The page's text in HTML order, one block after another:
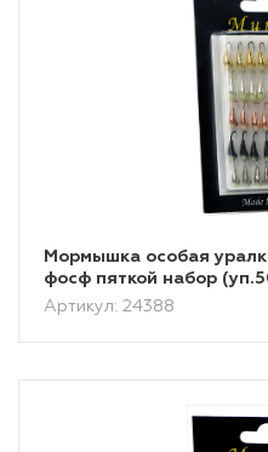
Мормышка особая
фосф пяткой набор
Артикул: 24388